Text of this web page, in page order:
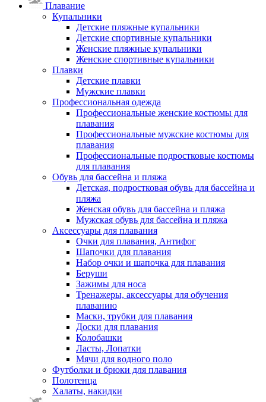
Плавание
Купальники
Детские пляжные купальники
Детские спортивные купальники
Женские пляжные купальники
Женские спортивные купальники
Плавки
Детские плавки
Мужские плавки
Профессиональная одежда
Профессиональные женские костюмы для
плавания
Профессиональные мужские костюмы для
плавания
Профессиональные подростковые костюмы
для плавания
Обувь для бассейна и пляжа
Детская, подростковая обувь для бассейна и
пляжа
Женская обувь для бассейна и пляжа
Мужская обувь для бассейна и пляжа
Аксессуары для плавания
Очки для плавания, Антифог
Шапочки для плавания
Набор очки и шапочка для плавания
Беруши
Зажимы для носа
Тренажеры, аксессуары для обучения
плаванию
Маски, трубки для плавания
Доски для плавания
Колобашки
Ласты, Лопатки
Мячи для водного поло
Футболки и брюки для плавания
Полотенца
Халаты, накидки